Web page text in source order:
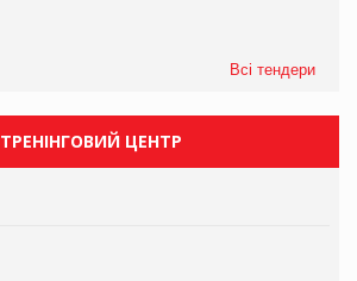
Всі тендери
ТРЕНІНГОВИЙ ЦЕНТР